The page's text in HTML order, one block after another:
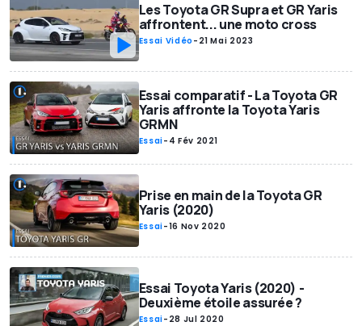
Les Toyota GR Supra et GR Yaris
affrontent... une moto cross
Essai Vidéo - 21 Mai 2023
Essai comparatif - La Toyota GR
Yaris affronte la Toyota Yaris
GRMN
Essai- 4 Fév 2021
Prise en main de la Toyota GR
Yaris (2020)
Essai-16 Nov 2020
Essai Toyota Yaris (2020) -
Deuxième étoile assurée ?
Essai- 28 Jul 2020